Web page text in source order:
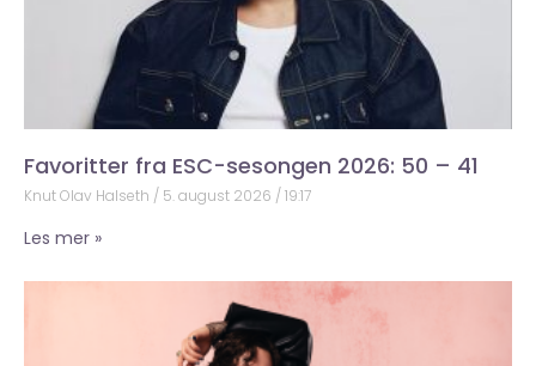
Favoritter fra ESC-sesongen 2026: 50 – 41
Knut Olav Halseth 5. august 2026 19:17
Les mer »